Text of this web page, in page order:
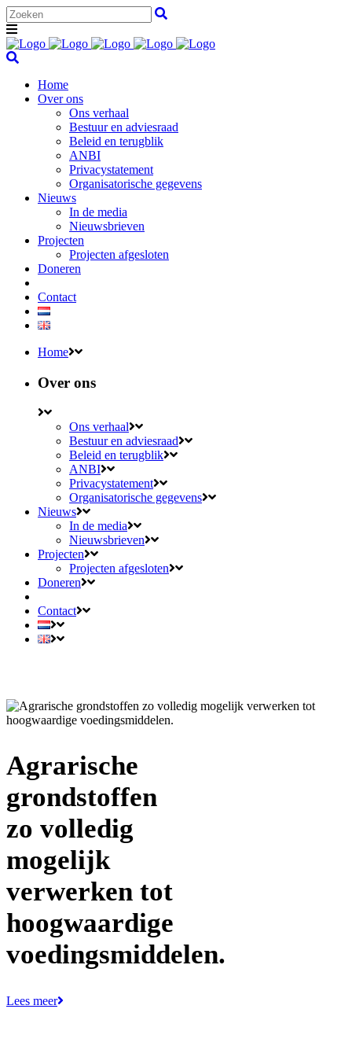
Home
Over ons
Ons verhaal
Bestuur en adviesraad
Beleid en terugblik
ANBI
Privacystatement
Organisatorische gegevens
Nieuws
In de media
Nieuwsbrieven
Projecten
Projecten afgesloten
Doneren
Contact
Home
Over ons
Ons verhaal
Bestuur en adviesraad
Beleid en terugblik
ANBI
Privacystatement
Organisatorische gegevens
Nieuws
In de media
Nieuwsbrieven
Projecten
Projecten afgesloten
Doneren
Contact
Agrarische
grondstoffen
zo volledig
mogelijk
verwerken tot
hoogwaardige
voedingsmiddelen.
Lees meer